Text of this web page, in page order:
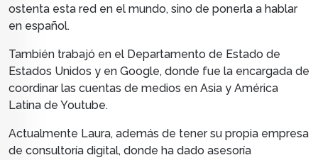
ostenta esta red en el mundo, sino de ponerla a hablar
en español.
También trabajó en el Departamento de Estado de
Estados Unidos y en Google, donde fue la encargada de
coordinar las cuentas de medios en Asia y América
Latina de Youtube.
Actualmente Laura, además de tener su propia empresa
de consultoría digital, donde ha dado asesoría